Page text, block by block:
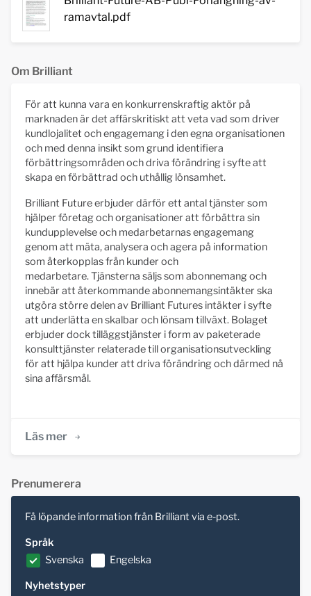
ramavtal.pdf
Om Brilliant
För att kunna vara en konkurrenskraftig aktör på
marknaden är det affärskritiskt att veta vad som driver
kundlojalitet och engagemang i den egna organisationen
och med denna insikt som grund identifiera
förbättringsområden och driva förändring i syfte att
skapa en förbättrad och uthållig lönsamhet.
Brilliant Future erbjuder därför ett antal tjänster som
hjälper företag och organisationer att förbättra sin
kundupplevelse och medarbetarnas engagemang
genom att mäta, analysera och agera på information
som återkopplas från kunder och
medarbetare. Tjänsterna säljs som abonnemang och
innebär att återkommande abonnemangsintäkter ska
utgöra större delen av Brilliant Futures intäkter i syfte
att underlätta en skalbar och lönsam tillväxt. Bolaget
erbjuder dock tilläggstjänster i form av paketerade
konsulttjänster relaterade till organisationsutveckling
för att hjälpa kunder att driva förändring och därmed nå
sina affärsmål.
Läs mer
Prenumerera
Få löpande information från Brilliant via e-post.
Språk
Svenska
Engelska
Nyhetstyper